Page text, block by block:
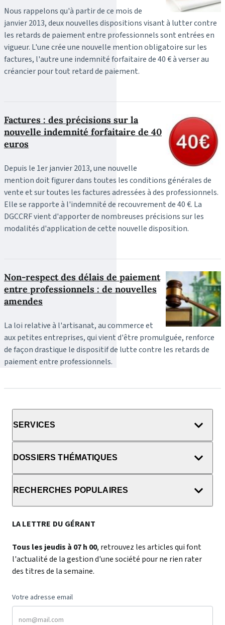
Nous rappelons qu'à partir de ce mois de
janvier 2013, deux nouvelles dispositions visant à lutter contre
les retards de paiement entre professionnels sont entrées en
vigueur. L'une crée une nouvelle mention obligatoire sur les
factures, l'autre une indemnité forfaitaire de 40 € à verser au
créancier pour tout retard de paiement.
Factures : des précisions sur la
nouvelle indemnité forfaitaire de 40
euros
Depuis le 1er janvier 2013, une nouvelle
mention doit figurer dans toutes les conditions générales de
vente et sur toutes les factures adressées à des professionnels.
Elle se rapporte à l'indemnité de recouvrement de 40 €. La
DGCCRF vient d'apporter de nombreuses précisions sur les
modalités d'application de cette nouvelle disposition.
Non-respect des délais de paiement
entre professionnels : de nouvelles
amendes
La loi relative à l'artisanat, au commerce et
aux petites entreprises, qui vient d'être promulguée, renforce
de façon drastique le dispositif de lutte contre les retards de
paiement entre professionnels.
SERVICES
DOSSIERS THÉMATIQUES
RECHERCHES POPULAIRES
LA LETTRE DU GÉRANT
Tous les jeudis à 07 h 00, retrouvez les articles qui font
l'actualité de la gestion d'une société pour ne rien rater
des titres de la semaine.
Votre adresse email